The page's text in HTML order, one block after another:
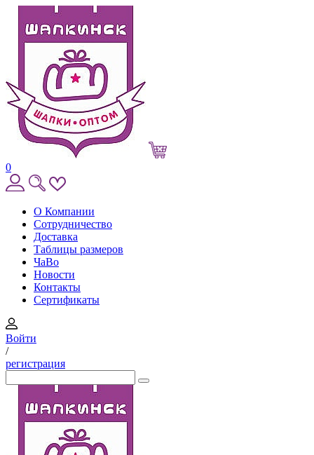
0
О Компании
Сотрудничество
Доставка
Таблицы размеров
ЧаВо
Новости
Контакты
Сертификаты
Войти
/
регистрация